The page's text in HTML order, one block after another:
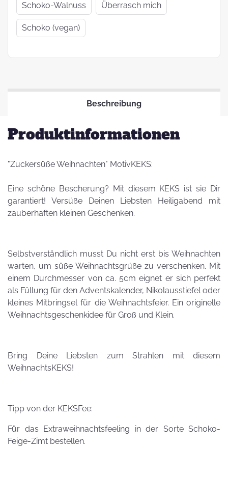
Schoko-Walnuss Überrasch mich
Schoko (vegan)
Beschreibung
Produktinformationen
"Zuckersüße Weihnachten" MotivKEKS:
Eine schöne Bescherung? Mit diesem KEKS ist sie Dir
garantiert! Versüße Deinen Liebsten Heiligabend mit
zauberhaften kleinen Geschenken.
Selbstverständlich musst Du nicht erst bis Weihnachten
warten, um süße Weihnachtsgrüße zu verschenken. Mit
einem Durchmesser von ca. 5cm eignet er sich perfekt
als Füllung für den Adventskalender, Nikolausstiefel oder
kleines Mitbringsel für die Weihnachtsfeier. Ein originelle
Weihnachtsgeschenkidee für Groß und Klein.
Bring Deine Liebsten zum Strahlen mit diesem
WeihnachtsKEKS!
Tipp von der KEKSFee:
Für das Extraweihnachtsfeeling in der Sorte Schoko-
Feige-Zimt bestellen.